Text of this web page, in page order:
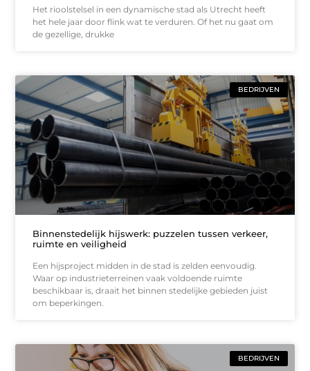
Het rioolstelsel in een dynamische stad als Utrecht heeft
het hele jaar door flink wat te verduren. Of het nu gaat om
de gezellige, drukke
BEDRIJVEN
Binnenstedelijk hijswerk: puzzelen tussen verkeer,
ruimte en veiligheid
Een hijsproject midden in de stad is zelden eenvoudig.
Waar op industrieterreinen vaak voldoende ruimte
beschikbaar is, draait het binnen stedelijke gebieden juist
om beperkingen.
BEDRIJVEN